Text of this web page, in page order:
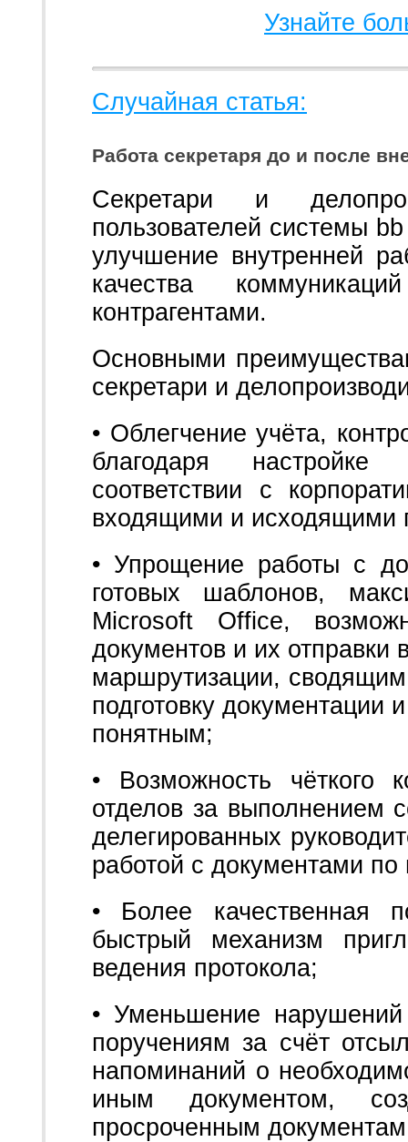
Узнайте
Случайная статья:
Работа секретаря до и после
Секретари и
пользователей системы
улучшение внутренней
качества
контрагентами.
Основными
секретари и
• Облегчение учёта,
благодаря
соответствии с
входящими и исходящими
• Упрощение работы с
готовых шаблонов,
Microsoft Office,
документов и их отправки
маршрутизации,
подготовку
понятным;
• Возможность чёткого
отделов за выполнением
делегированных
работой с документами
• Более качественная
быстрый механизм
ведения протокола;
• Уменьшение нарушений
поручениям за счёт
напоминаний о
иным документом,
просроченным